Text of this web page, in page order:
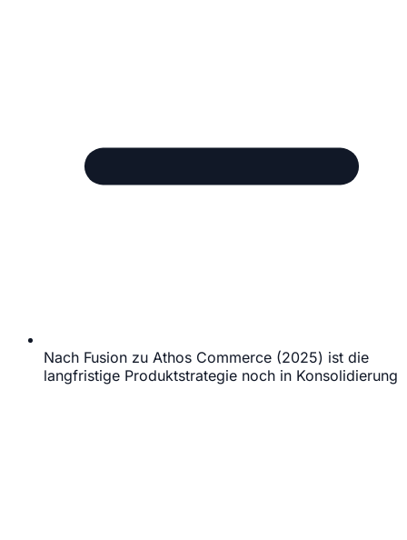
Nach Fusion zu Athos Commerce (2025) ist die
langfristige Produktstrategie noch in Konsolidierung